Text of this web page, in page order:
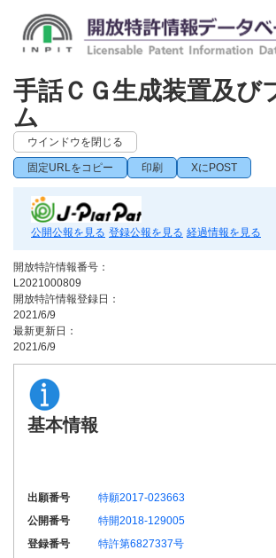
手話ＣＧ生成装置及び
ム
ウインドウを閉じる
固定URLをコピー 印刷 XにPOST
公開公報を見る 登録公報を見る 経過情報を見る
開放特許情報番号：
L2021000809
開放特許情報登録日：
2021/6/9
最新更新日：
2021/6/9
基本情報
出願番号
特願2017-023663
公開番号
特開2018-129005
登録番号
特許第6827337号